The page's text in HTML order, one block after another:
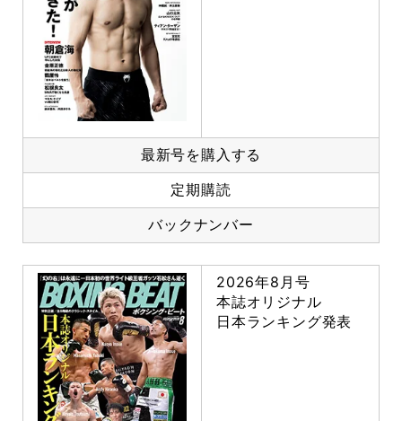
最新号を購入する
定期購読
バックナンバー
2026年8月号
本誌オリジナル
日本ランキング発表